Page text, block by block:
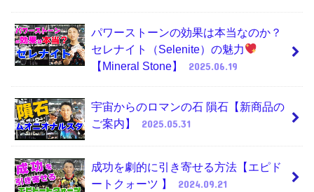
パワーストーンの効果は本当なのか？
セレナイト（Selenite）の魅力
【Mineral Stone】
2025.06.19
宇宙からのロマンの石 隕石【新商品の
ご案内】
2025.05.31
成功を劇的に引き寄せる方法【エピド
ートクォーツ 】
2024.09.21